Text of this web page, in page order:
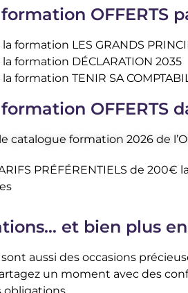
la formation LES GRANDS
la formation DÉCLARATION 2035
la formation TENIR SA
OFFERTS
le catalogue formation 2026 de
PRÉFÉRENTIELS de
et bien plus
aussi des occasions
un moment avec des